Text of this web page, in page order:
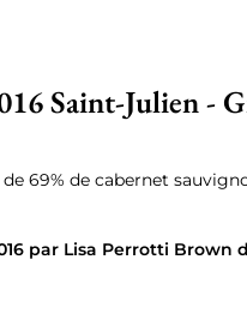
Saint-Julien -
69% de cabernet
par Lisa Perrotti Brown